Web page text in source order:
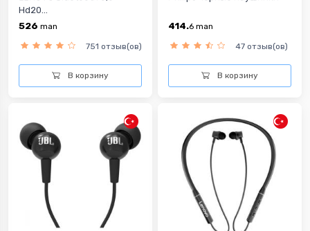
Hd20...
526 man
751 отзыв(ов)
В корзину
414.6 man
47 отзыв(ов)
В корзину